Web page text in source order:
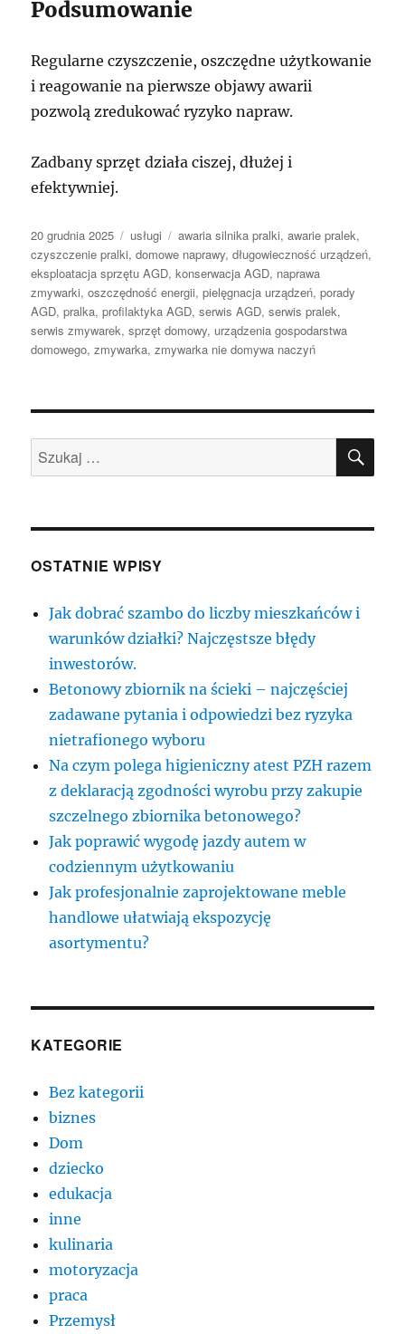
Podsumowanie
Regularne czyszczenie, oszczędne użytkowanie
i reagowanie na pierwsze objawy awarii
pozwolą zredukować ryzyko napraw.
Zadbany sprzęt działa ciszej, dłużej i
efektywniej.
Data
publikacji
20 grudnia 2025 Kategorie
usługi Tagi
awaria silnika pralki,awarie pralek,
czyszczenie pralki,domowe naprawy,długowieczność urządzeń,
eksploatacja sprzętu AGD,konserwacja AGD, naprawa
zmywarki,oszczędność energii,pielęgnacja urządzeń,porady
AGD,pralka,profilaktyka AGD,serwis AGD,serwis pralek,
serwis zmywarek,sprzęt domowy, urządzenia gospodarstwa
domowego,zmywarka,zmywarka nie domywa naczyń
Szukaj:
OSTATNIE WPISY
Jak dobrać szambo do liczby mieszkańców i
warunków działki? Najczęstsze błędy
inwestorów.
Betonowy zbiornik na ścieki – najczęściej
zadawane pytania i odpowiedzi bez ryzyka
nietrafionego wyboru
Na czym polega higieniczny atest PZH razem
z deklaracją zgodności wyrobu przy zakupie
szczelnego zbiornika betonowego?
Jak poprawić wygodę jazdy autem w
codziennym użytkowaniu
Jak profesjonalnie zaprojektowane meble
handlowe ułatwiają ekspozycję
asortymentu?
KATEGORIE
Bez kategorii
biznes
Dom
dziecko
edukacja
inne
kulinaria
motoryzacja
praca
Przemysł